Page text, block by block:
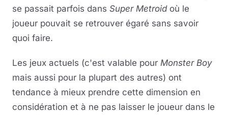
se passait parfois dans Super Metroidoù le
joueur pouvait se retrouver égaré sans savoir
quoi faire.
Les jeux actuels (c'est valable pour Monster Boy
mais aussi pour la plupart des autres) ont
tendance à mieux prendre cette dimension en
considération et à ne pas laisser le joueur dans le